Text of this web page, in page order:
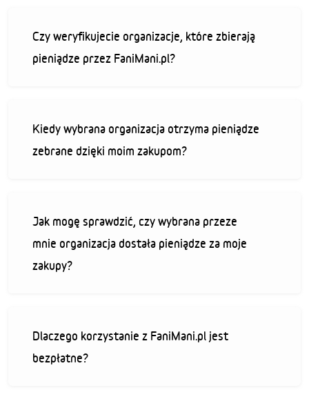
Czy weryfikujecie organizacje, które zbierają
pieniądze przez FaniMani.pl?
Kiedy wybrana organizacja otrzyma pieniądze
zebrane dzięki moim zakupom?
Jak mogę sprawdzić, czy wybrana przeze
mnie organizacja dostała pieniądze za moje
zakupy?
Dlaczego korzystanie z FaniMani.pl jest
bezpłatne?